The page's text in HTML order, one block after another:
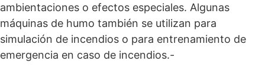
ambientaciones o efectos especiales. Algunas
máquinas de humo también se utilizan para
simulación de incendios o para entrenamiento de
emergencia en caso de incendios.-